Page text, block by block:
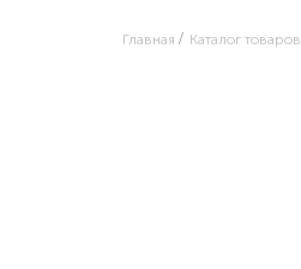
Главная Каталог товаров